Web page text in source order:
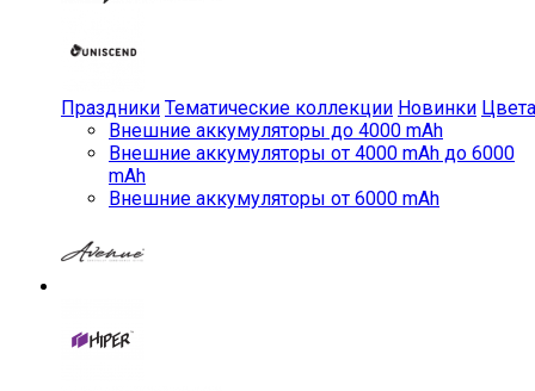
Праздники Тематические коллекции Новинки Цвета
Внешние аккумуляторы до 4000 mAh
Внешние аккумуляторы от 4000 mAh до 6000
mAh
Внешние аккумуляторы от 6000 mAh